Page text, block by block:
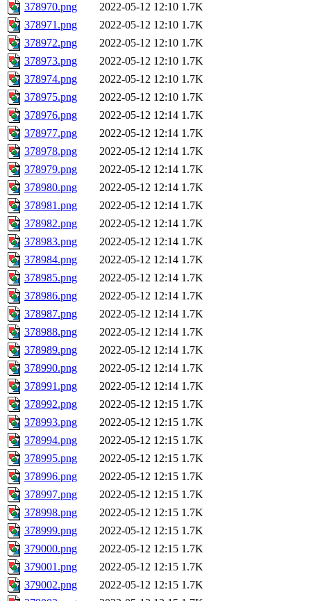
378970.png
2022-05-12 12:10 1.7K
378971.png
2022-05-12 12:10 1.7K
378972.png
2022-05-12 12:10 1.7K
378973.png
2022-05-12 12:10 1.7K
378974.png
2022-05-12 12:10 1.7K
378975.png
2022-05-12 12:10 1.7K
378976.png
2022-05-12 12:14 1.7K
378977.png
2022-05-12 12:14 1.7K
378978.png
2022-05-12 12:14 1.7K
378979.png
2022-05-12 12:14 1.7K
378980.png
2022-05-12 12:14 1.7K
378981.png
2022-05-12 12:14 1.7K
378982.png
2022-05-12 12:14 1.7K
378983.png
2022-05-12 12:14 1.7K
378984.png
2022-05-12 12:14 1.7K
378985.png
2022-05-12 12:14 1.7K
378986.png
2022-05-12 12:14 1.7K
378987.png
2022-05-12 12:14 1.7K
378988.png
2022-05-12 12:14 1.7K
378989.png
2022-05-12 12:14 1.7K
378990.png
2022-05-12 12:14 1.7K
378991.png
2022-05-12 12:14 1.7K
378992.png
2022-05-12 12:15 1.7K
378993.png
2022-05-12 12:15 1.7K
378994.png
2022-05-12 12:15 1.7K
378995.png
2022-05-12 12:15 1.7K
378996.png
2022-05-12 12:15 1.7K
378997.png
2022-05-12 12:15 1.7K
378998.png
2022-05-12 12:15 1.7K
378999.png
2022-05-12 12:15 1.7K
379000.png
2022-05-12 12:15 1.7K
379001.png
2022-05-12 12:15 1.7K
379002.png
2022-05-12 12:15 1.7K